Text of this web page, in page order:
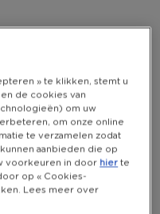
» te klikken, stemt u
de cookies van
om uw
om onze online
te verzamelen zodat
aanbieden die op
voorkeuren in door hier te
op « Cookies-
Lees meer over